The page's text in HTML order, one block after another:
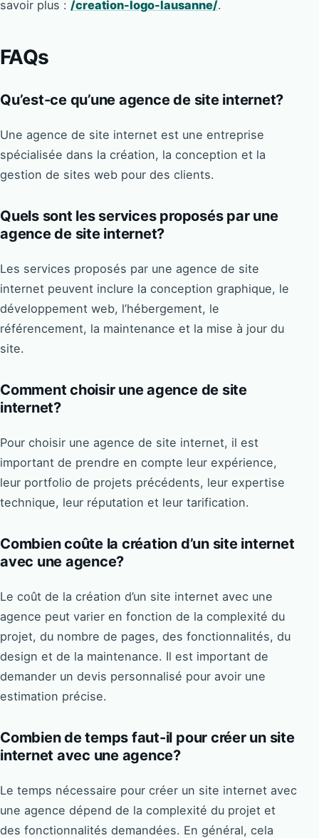
savoir plus : /creation-logo-lausanne/.
FAQs
Qu’est-ce qu’une agence de site internet?
Une agence de site internet est une entreprise
spécialisée dans la création, la conception et la
gestion de sites web pour des clients.
Quels sont les services proposés par une
agence de site internet?
Les services proposés par une agence de site
internet peuvent inclure la conception graphique, le
développement web, l’hébergement, le
référencement, la maintenance et la mise à jour du
site.
Comment choisir une agence de site
internet?
Pour choisir une agence de site internet, il est
important de prendre en compte leur expérience,
leur portfolio de projets précédents, leur expertise
technique, leur réputation et leur tarification.
Combien coûte la création d’un site internet
avec une agence?
Le coût de la création d’un site internet avec une
agence peut varier en fonction de la complexité du
projet, du nombre de pages, des fonctionnalités, du
design et de la maintenance. Il est important de
demander un devis personnalisé pour avoir une
estimation précise.
Combien de temps faut-il pour créer un site
internet avec une agence?
Le temps nécessaire pour créer un site internet avec
une agence dépend de la complexité du projet et
des fonctionnalités demandées. En général, cela